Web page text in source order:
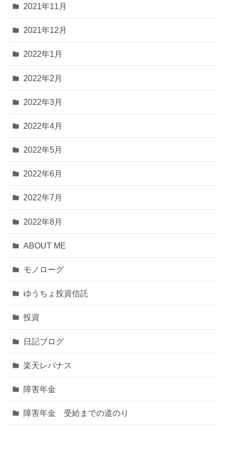
2021年11月
2021年12月
2022年1月
2022年2月
2022年3月
2022年4月
2022年5月
2022年6月
2022年7月
2022年8月
ABOUT ME
モノローグ
ゆうちょ投資信託
投資
日記ブログ
楽天レバナス
障害年金
障害年金 受給までの道のり